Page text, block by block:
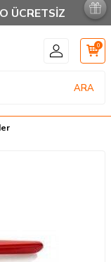
ÜCRETSİZ
ARA
0